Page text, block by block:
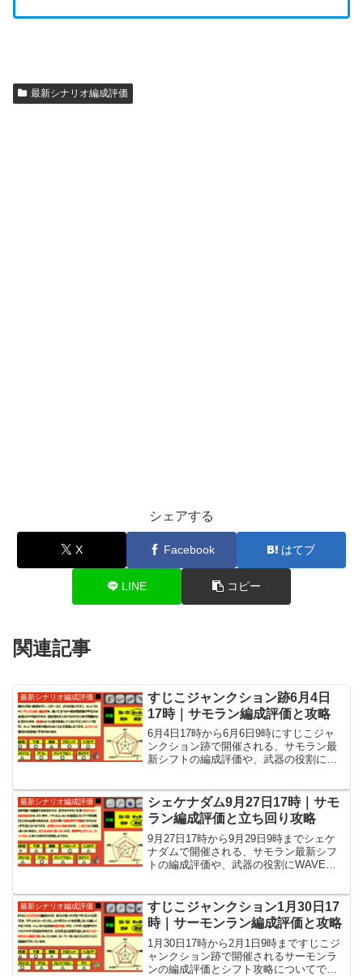
最新シナリオ編成評価
シェアする
X Facebook はてブ
LINE コピー
関連記事
最新シナリオ編成評価
すじこジャンクション跡6月4日
17時｜サモラン編成評価と攻略
6月4日17時から6月6日9時にすじこジャ
ンクション跡で開催される、サモラン最
新シフトの編成評価や、武器の役割に各
最新シナリオ編成評価
シェケナダム9月27日17時｜サモ
ラン編成評価と立ち回り攻略
9月27日17時から9月29日9時までシェケ
ナダムで開催される、サモラン最新シフ
トの編成評価や、武器の役割にWAVEご
最新シナリオ編成評価
すじこジャンクション1月30日17
時｜サーモンラン編成評価と攻略
1月30日17時から2月1日9時まですじこジ
ャンクション跡で開催されるサーモンラ
ンの編成評価とシフト攻略についてで